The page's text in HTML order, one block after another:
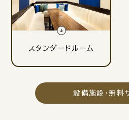
スタンダードルーム
設備施設・無料